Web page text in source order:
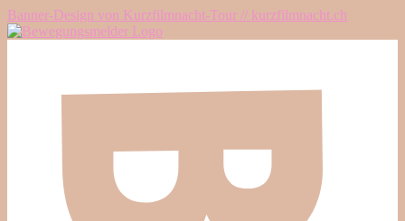
Banner-Design von Kurzfilmnacht-Tour // kurzfilmnacht.ch